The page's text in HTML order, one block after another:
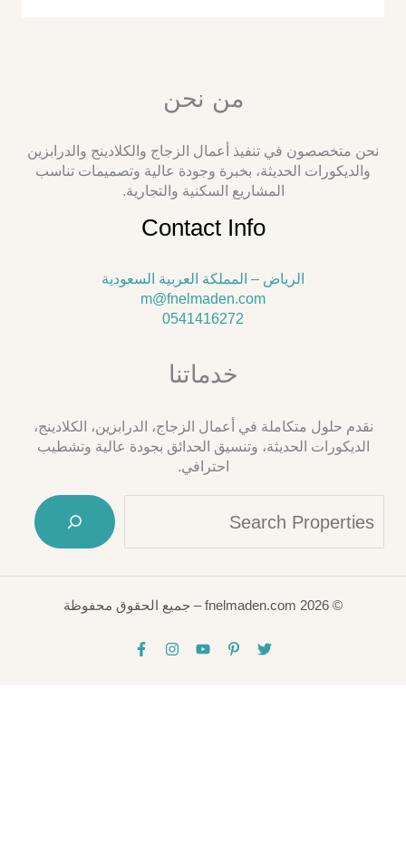
من نحن
نحن متخصصون في تنفيذ أعمال الزجاج والكلادينج والدرابزين
والديكورات الحديثة، بخبرة وجودة عالية وتصميمات تناسب
المشاريع السكنية والتجارية.
Contact Info
الرياض – المملكة العربية السعودية
m@fnelmaden.com
0541416272
خدماتنا
نقدم حلول متكاملة في أعمال الزجاج، الدرابزين، الكلادينج،
الديكورات الحديثة، وتنسيق الحدائق بجودة عالية وتشطيب
احترافي.